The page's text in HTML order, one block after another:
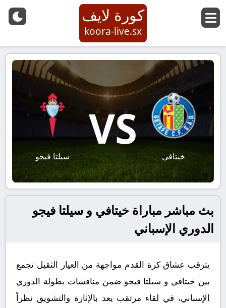
كورة لايف
koora-live.sx
خيتافي
VS
سيلتا فيجو
بث مباشر مباراة خيتافي و سيلتا فيجو
الدوري الإسباني
يترقب عشاق كرة القدم مواجهة من العيار الثقيل تجمع
بين خيتافي و سيلتا فيجو ضمن منافسات بطولة الدوري
الإسباني، في لقاء مرتقب يعد بالإثارة والتشويق نظراً